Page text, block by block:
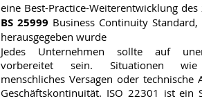
eine Best-Practice-Weiterentwicklung
BS 25999 Business Continuity
herausgegeben wurde
Jedes Unternehmen sollte auf
vorbereitet sein. Situationen wie
menschliches Versagen oder technische
Geschäftskontinuität. ISO 22301 ist ein